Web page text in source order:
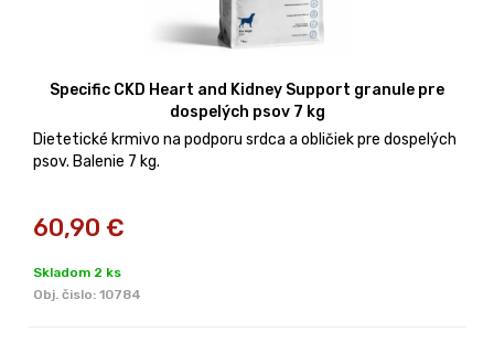
Specific CKD Heart and Kidney Support granule pre
dospelých psov 7 kg
Dietetické krmivo na podporu srdca a obličiek pre dospelých
psov. Balenie 7 kg.
60,90 €
Skladom 2 ks
Obj. čislo: 10784